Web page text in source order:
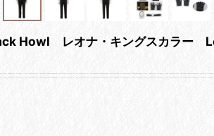
Howl レオナ・キングスカラ